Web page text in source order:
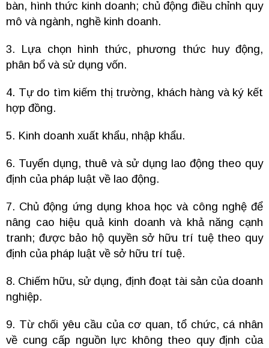
bàn, hình thức kinh doanh; chủ động điều chỉnh quy
mô và ngành, nghề kinh doanh.
3. Lựa chọn hình thức, phương thức huy động,
phân bổ và sử dụng vốn.
4. Tự do tìm kiếm thị trường, khách hàng và ký kết
hợp đồng.
5. Kinh doanh xuất khẩu, nhập khẩu.
6. Tuyển dụng, thuê và sử dụng lao động theo quy
định của pháp luật về lao động.
7. Chủ động ứng dụng khoa học và công nghệ để
nâng cao hiệu quả kinh doanh và khả năng cạnh
tranh; được bảo hộ quyền sở hữu trí tuệ theo quy
định của pháp luật về sở hữu trí tuệ.
8. Chiếm hữu, sử dụng, định đoạt tài sản của doanh
nghiệp.
9. Từ chối yêu cầu của cơ quan, tổ chức, cá nhân
về cung cấp nguồn lực không theo quy định của